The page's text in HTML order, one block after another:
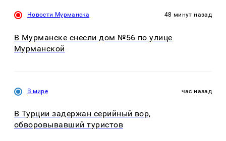
Новости Мурманска 48 минут назад
В Мурманске снесли дом №56 по улице
Мурманской
В мире час назад
В Турции задержан серийный вор,
обворовывавший туристов